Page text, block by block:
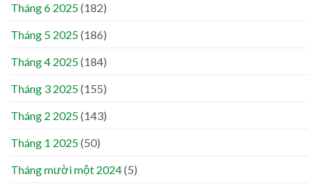
Tháng 6 2025(182)
Tháng 5 2025(186)
Tháng 4 2025(184)
Tháng 3 2025(155)
Tháng 2 2025(143)
Tháng 1 2025(50)
Tháng mười một 2024(5)